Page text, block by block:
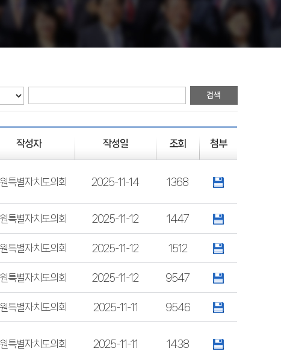
작성자 작성일 조회 첨부
특별자치도의회 2025-11-14 1368
특별자치도의회 2025-11-12 1447
특별자치도의회 2025-11-12 1512
특별자치도의회 2025-11-12 9547
특별자치도의회 2025-11-11 9546
특별자치도의회 2025-11-11 1438